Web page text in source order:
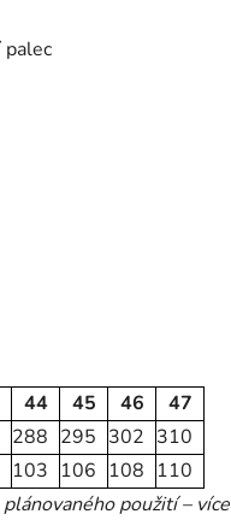
palec
44 45 46
47
288 295 302 310
103 106 108 110
použití – více